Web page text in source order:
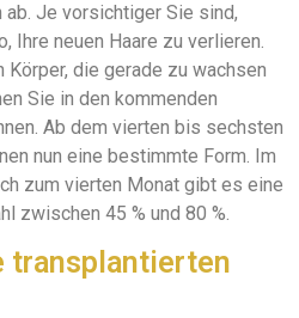
ab. Je vorsichtiger Sie sind,
Ihre neuen Haare zu verlieren.
Körper, die gerade zu wachsen
Sie in den kommenden
Ab dem vierten bis sechsten
nun eine bestimmte Form. Im
zum vierten Monat gibt es eine
zwischen 45 % und 80 %.
transplantierten